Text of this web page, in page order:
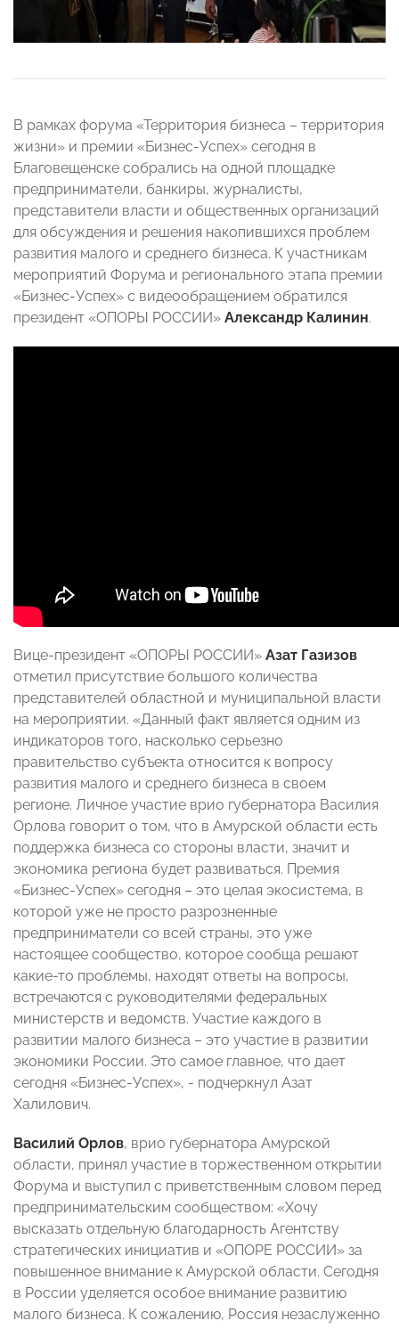
В рамках форума «Территория бизнеса – территория
жизни» и премии «Бизнес-Успех» сегодня в
Благовещенске собрались на одной площадке
предприниматели, банкиры, журналисты,
представители власти и общественных организаций
для обсуждения и решения накопившихся проблем
развития малого и среднего бизнеса. К участникам
мероприятий Форума и регионального этапа премии
«Бизнес-Успех» с видеообращением обратился
президент «ОПОРЫ РОССИИ» Александр Калинин.
Вице-президент «ОПОРЫ РОССИИ» Азат Газизов
отметил присутствие большого количества
представителей областной и муниципальной власти
на мероприятии. «Данный факт является одним из
индикаторов того, насколько серьезно
правительство субъекта относится к вопросу
развития малого и среднего бизнеса в своем
регионе. Личное участие врио губернатора Василия
Орлова говорит о том, что в Амурской области есть
поддержка бизнеса со стороны власти, значит и
экономика региона будет развиваться. Премия
«Бизнес-Успех» сегодня – это целая экосистема, в
которой уже не просто разрозненные
предприниматели со всей страны, это уже
настоящее сообщество, которое сообща решают
какие-то проблемы, находят ответы на вопросы,
встречаются с руководителями федеральных
министерств и ведомств. Участие каждого в
развитии малого бизнеса – это участие в развитии
экономики России. Это самое главное, что дает
сегодня «Бизнес-Успех», - подчеркнул Азат
Халилович.
Василий Орлов, врио губернатора Амурской
области, принял участие в торжественном открытии
Форума и выступил с приветственным словом перед
предпринимательским сообществом: «Хочу
высказать отдельную благодарность Агентству
стратегических инициатив и «ОПОРЕ РОССИИ» за
повышенное внимание к Амурской области. Сегодня
в России уделяется особое внимание развитию
малого бизнеса. К сожалению, Россия незаслуженно